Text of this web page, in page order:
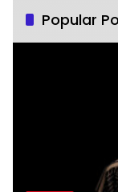
Popular